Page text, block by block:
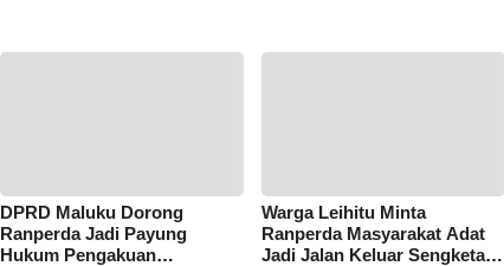
DPRD Maluku Dorong
Ranperda Jadi Payung
Hukum Pengakuan
Warga Leihitu Minta
Ranperda Masyarakat Adat
Jadi Jalan Keluar Sengketa